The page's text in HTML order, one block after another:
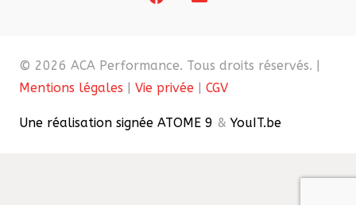
© 2026 ACA Performance. Tous droits réservés. |
Mentions légales | Vie privée | CGV
Une réalisation signée ATOME 9 & YouIT.be